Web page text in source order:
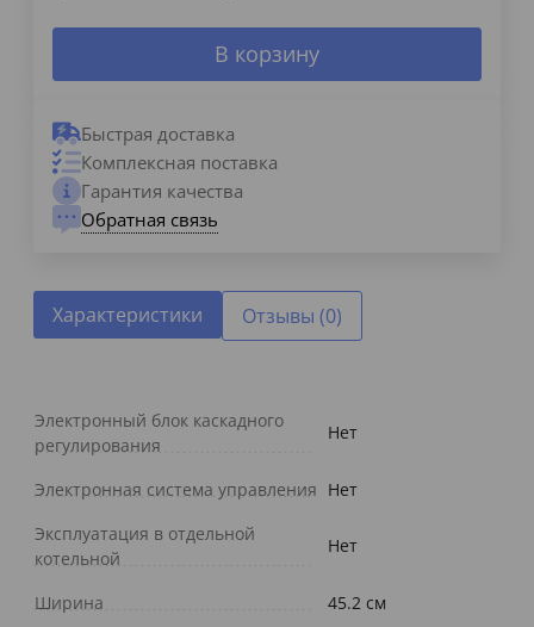
В корзину
Быстрая доставка
Комплексная поставка
Гарантия качества
Обратная связь
Характеристики Отзывы (0)
Электронный блок каскадного
регулирования
Нет
Электронная система управления Нет
Эксплуатация в отдельной
котельной
Нет
Ширина
45.2 см